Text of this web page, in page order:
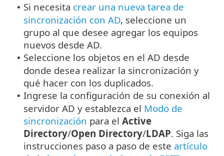
• Si necesita crear una nueva tarea de
sincronización con AD, seleccione un
grupo al que desee agregar los equipos
nuevos desde AD.
• Seleccione los objetos en el AD desde
donde desea realizar la sincronización y
qué hacer con los duplicados.
• Ingrese la configuración de su conexión al
servidor AD y establezca el Modo de
sincronización para el Active
Directory/Open Directory/LDAP. Siga las
instrucciones paso a paso de este artículo